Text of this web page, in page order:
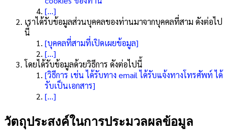
[…]
เราได้รับข้อมูลส่วนบุคคลของท่านมาจากบุคคลที่สาม ดังต่อไป
นี้
[บุคคลที่สามที่เปิดเผยข้อมูล]
[…]
โดยได้รับข้อมูลด้วยวิธีการ ดังต่อไปนี้
[วิธีการ เช่น ได้รับทาง email ได้รับแจ้งทางโทรศัพท์ ได้
รับเป็นเอกสาร]
[…]
วัตถุประสงค์ในการประมวลผลข้อมูล